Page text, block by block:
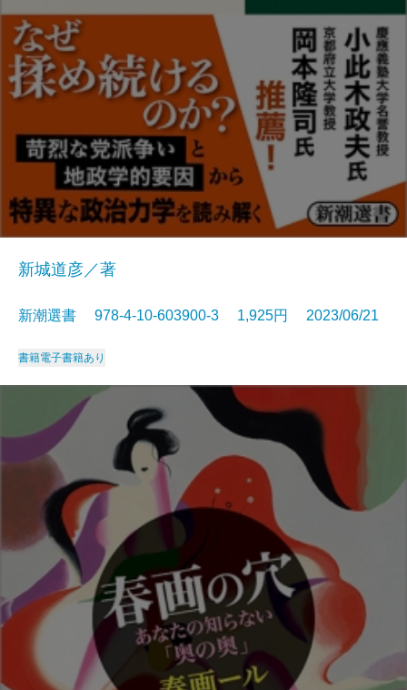
新城道彦／著
新潮選書 978-4-10-603900-3 1,925円 2023/06/21
書籍電子書籍あり